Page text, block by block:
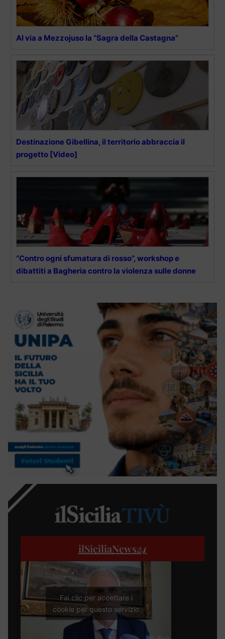
Al via a Mezzojuso la “Sagra della Castagna”
Destinazione Gibellina, il territorio abbraccia il
progetto [Video]
“Contro ogni sfumatura di rosso”, workshop e
dibattiti a Bagheria contro la violenza sulle donne
ilSiciliaNews24
Fai clic per accettare i
cookie per questo servizio